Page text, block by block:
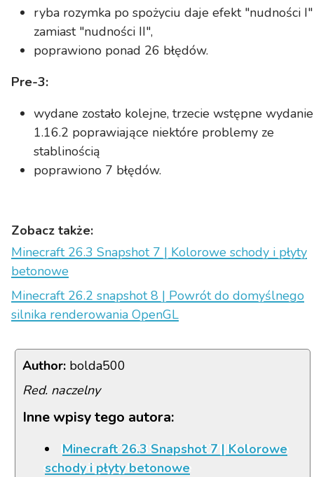
ryba rozymka po spożyciu daje efekt "nudności I"
zamiast "nudności II",
poprawiono ponad 26 błędów.
Pre-3:
wydane zostało kolejne, trzecie wstępne wydanie
1.16.2 poprawiające niektóre problemy ze
stablinością
poprawiono 7 błędów.
Zobacz także:
Minecraft 26.3 Snapshot 7 | Kolorowe schody i płyty
betonowe
Minecraft 26.2 snapshot 8 | Powrót do domyślnego
silnika renderowania OpenGL
Author: bolda500
Red. naczelny
Inne wpisy tego autora:
Minecraft 26.3 Snapshot 7 | Kolorowe
schody i płyty betonowe